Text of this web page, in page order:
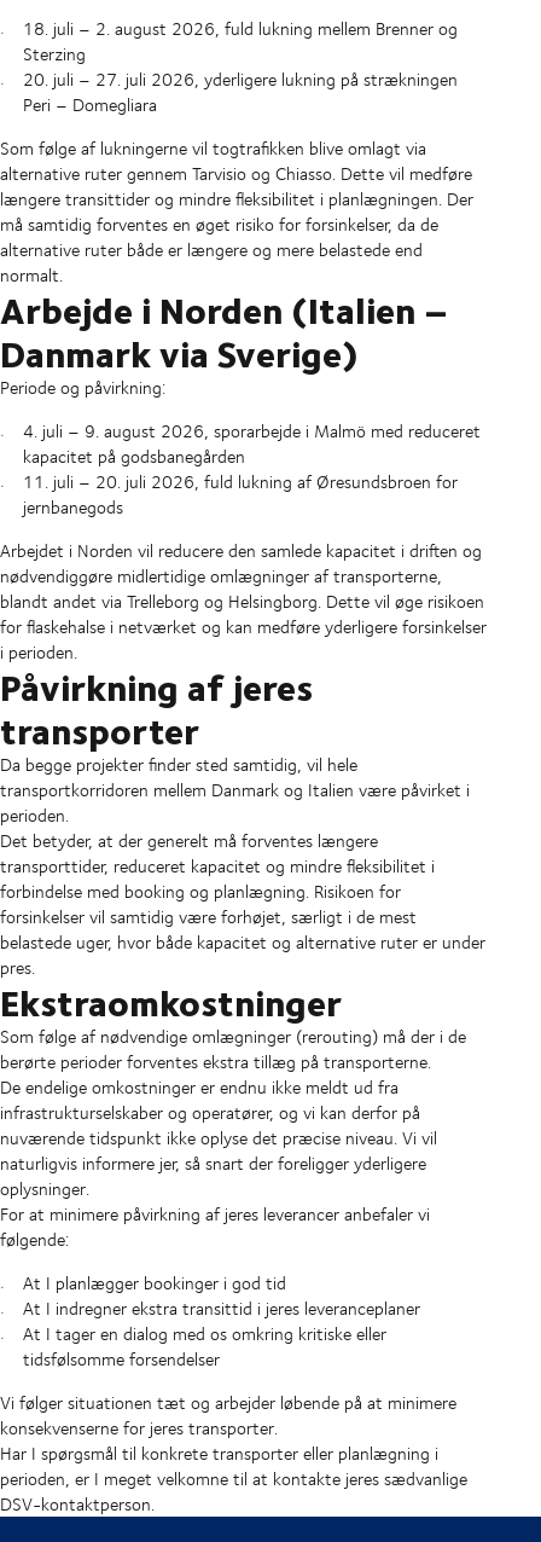
18. juli – 2. august 2026, fuld lukning mellem Brenner og
Sterzing
20. juli – 27. juli 2026, yderligere lukning på strækningen
Peri – Domegliara
Som følge af lukningerne vil togtrafikken blive omlagt via
alternative ruter gennem Tarvisio og Chiasso. Dette vil medføre
længere transittider og mindre fleksibilitet i planlægningen. Der
må samtidig forventes en øget risiko for forsinkelser, da de
alternative ruter både er længere og mere belastede end
normalt.
Arbejde i Norden (Italien –
Danmark via Sverige)
Periode og påvirkning:
4. juli – 9. august 2026, sporarbejde i Malmö med reduceret
kapacitet på godsbanegården
11. juli – 20. juli 2026, fuld lukning af Øresundsbroen for
jernbanegods
Arbejdet i Norden vil reducere den samlede kapacitet i driften og
nødvendiggøre midlertidige omlægninger af transporterne,
blandt andet via Trelleborg og Helsingborg. Dette vil øge risikoen
for flaskehalse i netværket og kan medføre yderligere forsinkelser
i perioden.
Påvirkning af jeres
transporter
Da begge projekter finder sted samtidig, vil hele
transportkorridoren mellem Danmark og Italien være påvirket i
perioden.
Det betyder, at der generelt må forventes længere
transporttider, reduceret kapacitet og mindre fleksibilitet i
forbindelse med booking og planlægning. Risikoen for
forsinkelser vil samtidig være forhøjet, særligt i de mest
belastede uger, hvor både kapacitet og alternative ruter er under
pres.
Ekstraomkostninger
Som følge af nødvendige omlægninger (rerouting) må der i de
berørte perioder forventes ekstra tillæg på transporterne.
De endelige omkostninger er endnu ikke meldt ud fra
infrastrukturselskaber og operatører, og vi kan derfor på
nuværende tidspunkt ikke oplyse det præcise niveau. Vi vil
naturligvis informere jer, så snart der foreligger yderligere
oplysninger.
For at minimere påvirkning af jeres leverancer anbefaler vi
følgende:
At I planlægger bookinger i god tid
At I indregner ekstra transittid i jeres leveranceplaner
At I tager en dialog med os omkring kritiske eller
tidsfølsomme forsendelser
Vi følger situationen tæt og arbejder løbende på at minimere
konsekvenserne for jeres transporter.
Har I spørgsmål til konkrete transporter eller planlægning i
perioden, er I meget velkomne til at kontakte jeres sædvanlige
DSV-kontaktperson.